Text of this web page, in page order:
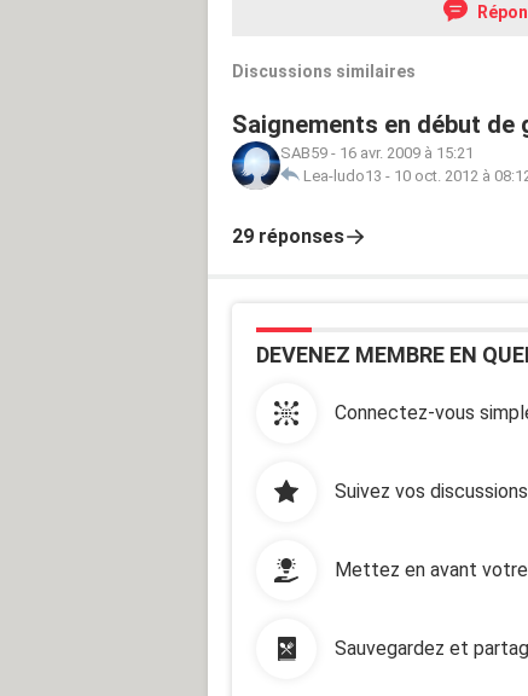
Discussions similaires
Saignements en début
SAB59 - 16 avr. 2009 à 15:21
Lea-ludo13 - 10 oct. 2012 à
29 réponses
DEVENEZ MEMBRE EN
Connectez-vous
Suivez vos
Mettez en avant
Sauvegardez et